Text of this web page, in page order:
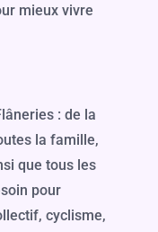
mieux vivre
: de la
la famille,
que tous les
pour
cyclisme,